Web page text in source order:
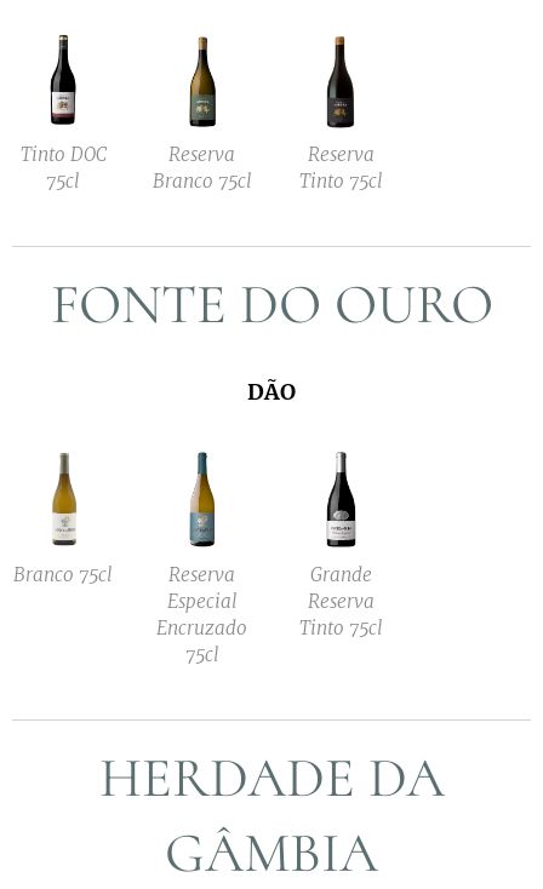
Tinto DOC
75cl
Reserva
Branco 75cl
Reserva
Tinto 75cl
FONTE DO OURO
DÃO
Branco 75cl
Reserva
Especial
Encruzado
75cl
Grande
Reserva
Tinto 75cl
HERDADE DA
GÂMBIA